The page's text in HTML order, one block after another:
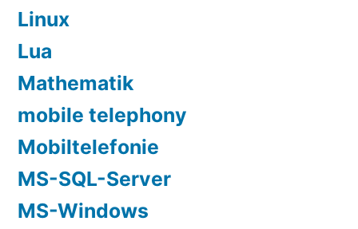
Linux
Lua
Mathematik
mobile telephony
Mobiltelefonie
MS-SQL-Server
MS-Windows